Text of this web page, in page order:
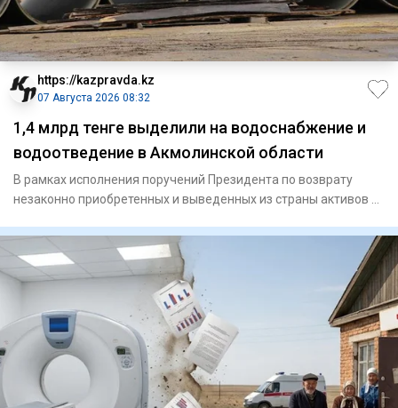
https://kazpravda.kz
07 Августа 2026 08:32
1,4 млрд тенге выделили на водоснабжение и
водоотведение в Акмолинской области
В рамках исполнения поручений Президента по возврату
незаконно приобретенных и выведенных из страны активов и